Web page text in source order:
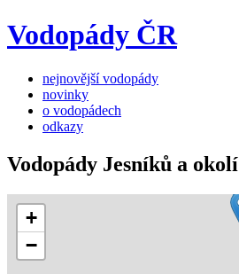
Vodopády ČR
nejnovější vodopády
novinky
o vodopádech
odkazy
Vodopády Jesníků a okolí
+
−